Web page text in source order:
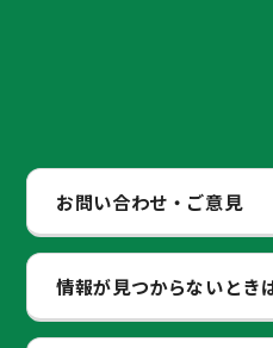
お問い合わせ・ご意見
情報が見つからないとき